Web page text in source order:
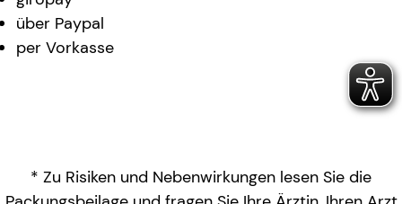
über Paypal
per Vorkasse
* Zu Risiken und Nebenwirkungen lesen Sie die